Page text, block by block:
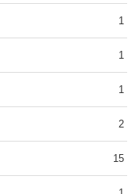
1
1
1
2
15